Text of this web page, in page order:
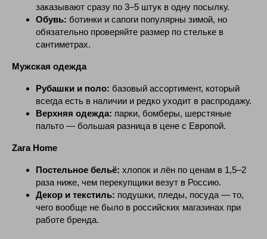
заказывают сразу по 3–5 штук в одну посылку.
Обувь: ботинки и сапоги популярны зимой, но
обязательно проверяйте размер по стельке в
сантиметрах.
Мужская одежда
Рубашки и поло: базовый ассортимент, который
всегда есть в наличии и редко уходит в распродажу.
Верхняя одежда: парки, бомберы, шерстяные
пальто — большая разница в цене с Европой.
Zara Home
Постельное бельё: хлопок и лён по ценам в 1,5–2
раза ниже, чем перекупщики везут в Россию.
Декор и текстиль: подушки, пледы, посуда — то,
чего вообще не было в российских магазинах при
работе бренда.